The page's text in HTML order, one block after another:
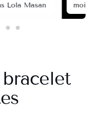
Lola Masan